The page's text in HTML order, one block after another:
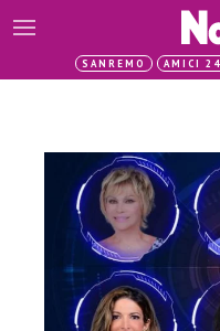
SANREMO AMICI 24